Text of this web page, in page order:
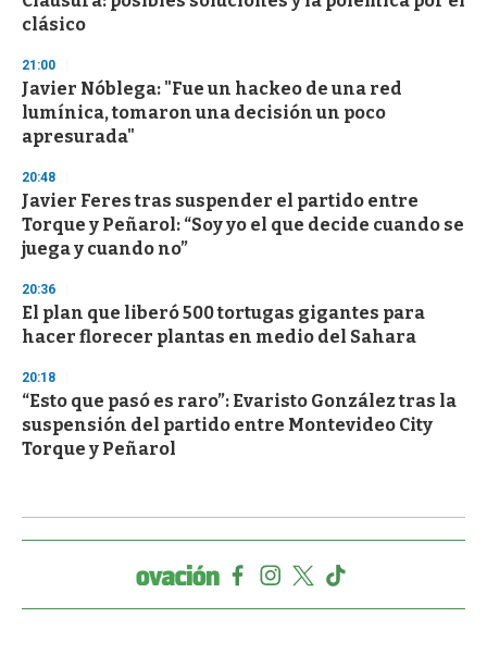
clásico
21:00
Javier Nóblega: "Fue un hackeo de una red
lumínica, tomaron una decisión un poco
apresurada"
20:48
Javier Feres tras suspender el partido entre
Torque y Peñarol: “Soy yo el que decide cuando se
juega y cuando no”
20:36
El plan que liberó 500 tortugas gigantes para
hacer florecer plantas en medio del Sahara
20:18
“Esto que pasó es raro”: Evaristo González tras la
suspensión del partido entre Montevideo City
Torque y Peñarol